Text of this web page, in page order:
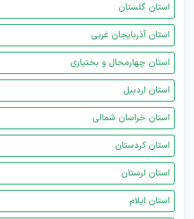
استان گلستان
استان آذربایجان غربی
استان چهارمحال و بختیاری
استان اردبیل
استان خراسان شمالی
استان کردستان
استان لرستان
استان ایلام